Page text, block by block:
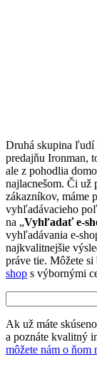
Druhá skupina ľudí
predajňu Ironman,
ale z pohodlia
najlacnešom. Či už
zákazníkov, máme
vyhľadávacieho
na „Vyhľadať e-
vyhľadávania e-
najkvalitnejšie
práve tie. Môžete
shop s výbornými
Ak už máte
a poznáte kvalitný
môžete nám o ňom